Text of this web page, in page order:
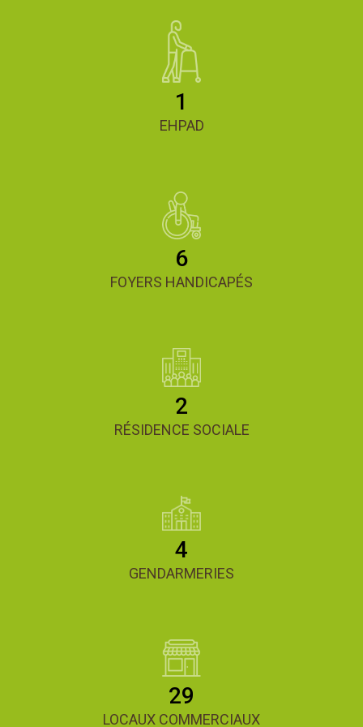
1
EHPAD
6
FOYERS HANDICAPÉS
2
RÉSIDENCE SOCIALE
4
GENDARMERIES
29
LOCAUX COMMERCIAUX